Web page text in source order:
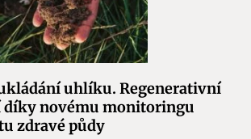
uhlíku. Regenerativní
díky novému monitoringu
zdravé půdy